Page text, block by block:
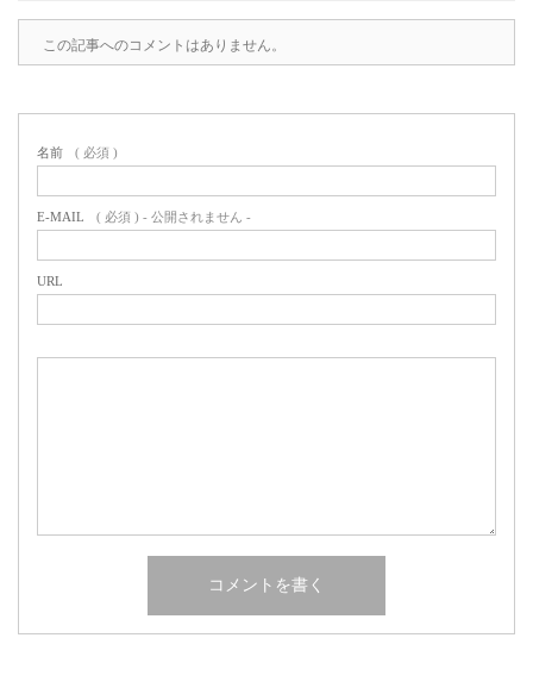
この記事へのコメントはありません。
名前 ( 必須 )
E-MAIL ( 必須 ) - 公開されません -
URL